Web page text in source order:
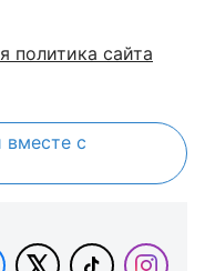
политика сайта
вместе с